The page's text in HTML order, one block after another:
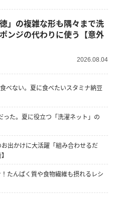
」の複雑な形も隅々まで洗
ンジの代わりに使う【意外
2026.08.04
べない。夏に食べたいスタミナ納豆
た。夏に役立つ「洗濯ネット」の
出かけに大活躍「組み合わせるだ
たんぱく質や食物繊維も摂れるレシ